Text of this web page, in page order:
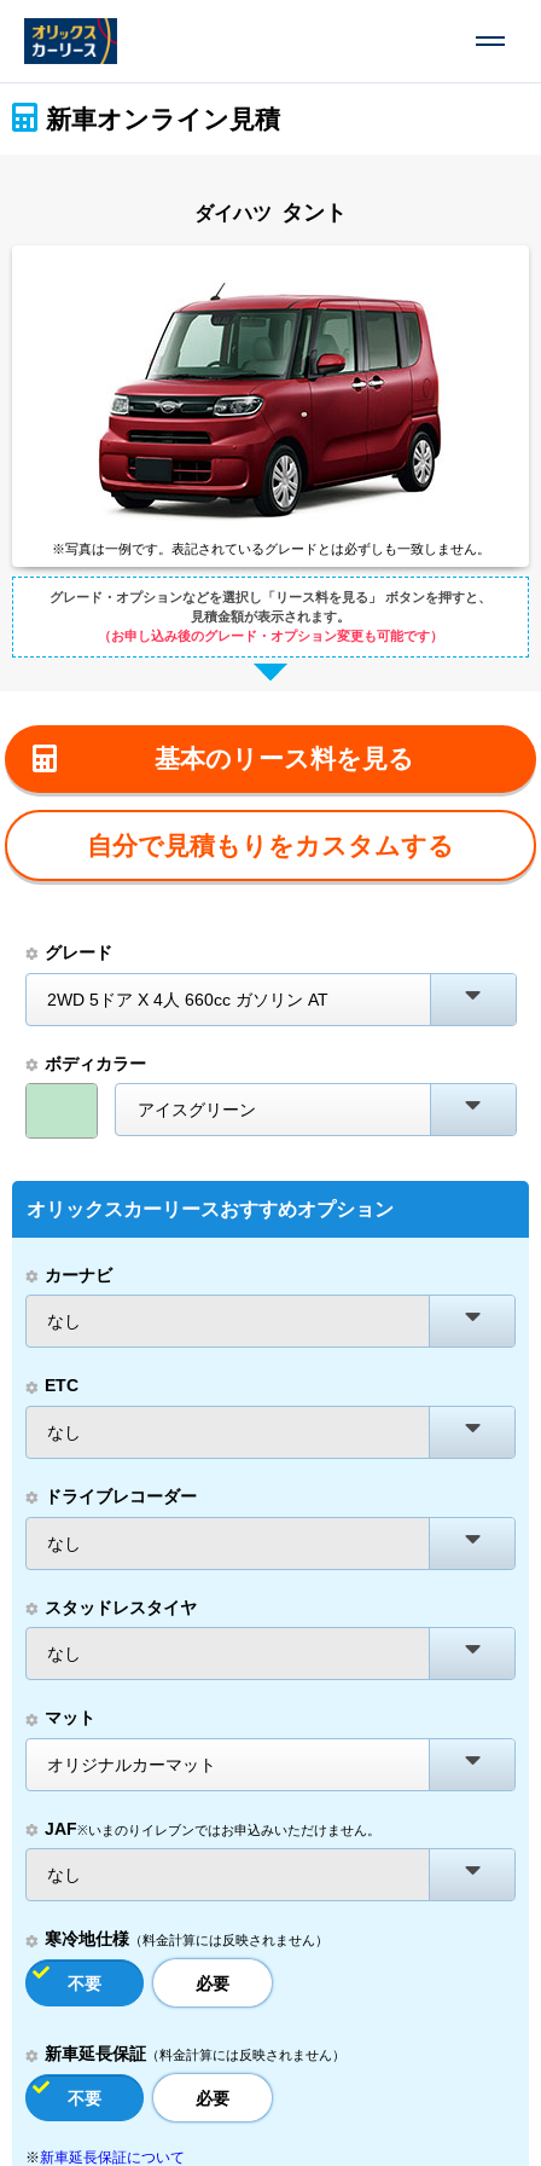
新車オンライン見積
ダイハツ タント
※写真は一例です。 表記されているグレードとは必ずしも一致しません。
グレード・オプションなどを選択し 「リース料を見る」 ボタンを押すと、
見積金額が表示されます。
（お申し込み後のグレード・オプション変更も可能です）
基本のリース料を見る
自分で見積もりをカスタムする
グレード
2WD 5ドア X 4人 660cc ガソリン AT
ボディカラー
アイスグリーン
オリックスカーリースおすすめオプション
カーナビ
なし
ETC
なし
ドライブレコーダー
なし
スタッドレスタイヤ
なし
マット
オリジナルカーマット
JAF※いまのりイレブンではお申込みいただけません。
なし
寒冷地仕様（料金計算には反映されません）
不要 必要
新車延長保証（料金計算には反映されません）
不要 必要
※新車延長保証について